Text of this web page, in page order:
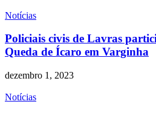
Notícias
Policiais civis de Lavras
Queda de Ícaro em Varginha
dezembro 1, 2023
Notícias